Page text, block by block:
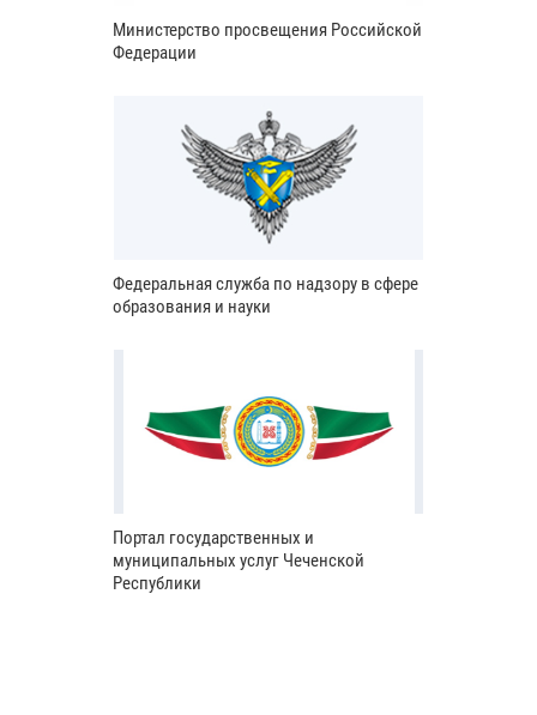
Министерство просвещения Российской
Федерации
Федеральная служба по надзору в сфере
образования и науки
Портал государственных и
муниципальных услуг Чеченской
Республики